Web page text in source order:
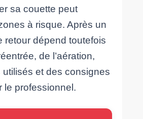
sa couette peut
à risque. Après un
retour dépend toutefois
de l’aération,
et des consignes
le professionnel.